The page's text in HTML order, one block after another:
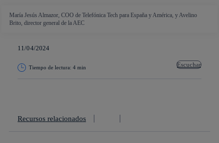
María Jesús Almazor, COO de Telefónica Tech para España y América, y Avelino
Brito, director general de la AEC
11/04/2024
Tiempo de lectura: 4 min Escuchar
Recursos relacionados